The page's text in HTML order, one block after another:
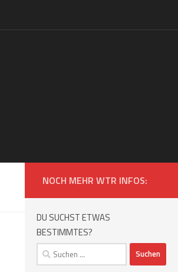
NOCH MEHR WTR INFOS:
DU SUCHST ETWAS
BESTIMMTES?
Suchen
nach: